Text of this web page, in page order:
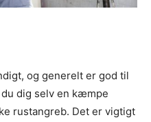
og generelt er god til
dig selv en kæmpe
rustangreb. Det er vigtigt